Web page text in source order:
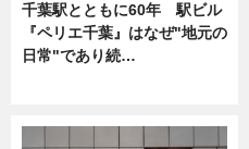
千葉駅とともに60年 駅ビル
『ペリエ千葉』はなぜ"地元の
日常"であり続…